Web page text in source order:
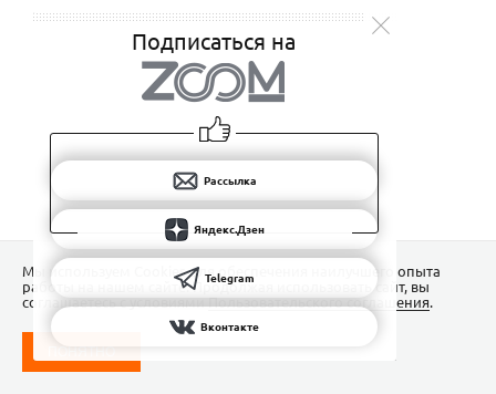
Подписаться на
Рассылка
Яндекс.Дзен
Telegram
Вконтакте
Мы используем Сookies для обеспечения наилучшего опыта
работы на нашем сайте. Продолжая использовать сайт, вы
соглашаетесь с условиямиПользовательского соглашения.
ПОНЯТНО